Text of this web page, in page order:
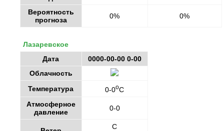
Вероятность
прогноза
0% 0%
Лазаревское
Дата
0000-00-00 0-00
Облачность
Температура
0-0oC
Атмосферное
давление
0-0
С